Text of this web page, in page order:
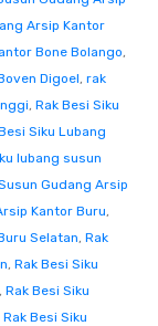
Arsip Kantor
Bone Bolango,
Digoel, rak
, Rak Besi Siku
Siku Lubang
lubang susun
Gudang Arsip
Kantor Buru,
Selatan, Rak
, Rak Besi Siku
, Rak Besi Siku
Rak Besi Siku